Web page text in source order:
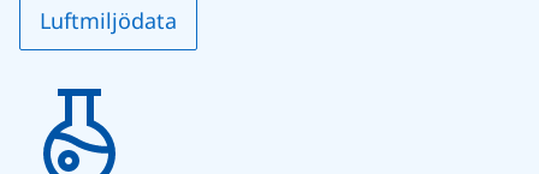
Luftmiljödata